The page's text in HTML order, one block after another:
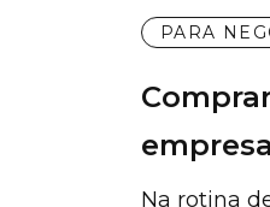
PARA
Na rotina